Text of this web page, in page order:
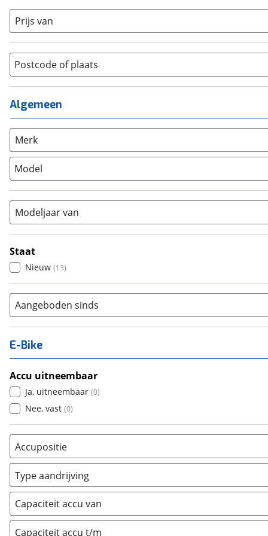
Cruiserfiets
Jeugdfiets (0)
Kinderfiets (0)
Ligfiets (0)
Mountainbike
Overig (0)
Racefiets
Stadsfiets (13)
Tandem
Vouwfiets (0)
Dames monotube
Heren (8)
Jongens
Lage instap (0)
Meisjes
Prijs van
Postcode of plaats
Algemeen
Merk
Model
Modeljaar van
Staat
Nieuw (13)
Aangeboden sinds
E-Bike
Accu uitneembaar
Ja, uitneembaar (0)
Nee, vast (0)
Accupositie
Bagagedrager (0)
Frame (0 )
Vloer (0
Achterbank (0)
Kofferbak (0)
Type aandrijving
Achterwiel (0)
Trapas
Voorwiel
Capaciteit accu van
Capaciteit accu t/m